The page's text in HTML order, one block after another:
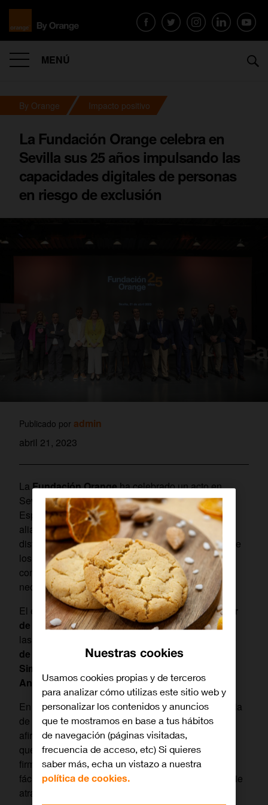
MENÚ
By Orange Impacto positivo
La Fundación Orange celebra en
Sevilla sus 25 años impulsando las
capacidades digitales de personas
en riesgo de exclusión
Publicado por admin
abril 21, 2023
La Fundación Orangeha celebrado un acto en
Sevilla para celebrar sus 25 años de trayectoria en
España, periodo a lo largo del cual la entidad, en
alianza con otras instituciones, ha llevado a cabo
distintas iniciativas para paliar la brecha digital entre
los colectivos más vulnerables y potenciar las
competencias digitales de aquellos que más lo
necesitan.
El evento, inaugurado porDaniel Morales, director
de la FundaciónOrange, ha contado también con
las palabras iniciales de
de la Presidencia, Interior, Diálogo Social y
Simplificación Administrativa de la Junta de
Andalucía.
En su intervención, Sanz ha resaltado la importancia
de una “transformación digital responsable”.
afirmando que “el proceso de transformación digital
que lidera la Agencia Digital de Andalucía tiene un
firme propósito: hacer que la tecnología haga más
fácil la vida a las personas, a todas, sin dejar a nadie
atrás”.
Nuestras cookies
Usamos cookies propias y de terceros
para analizar cómo utilizas este sitio web y
personalizar los contenidos y anuncios
que te mostramos en base a tus hábitos
de navegación (páginas visitadas,
frecuencia de acceso, etc) Si quieres
saber más, echa un vistazo a nuestra
política de cookies.